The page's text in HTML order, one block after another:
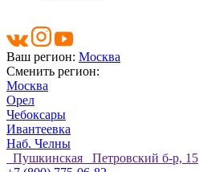
Ваш регион: Москва
Сменить регион:
Москва
Орел
Чебоксары
Ивантеевка
Наб. Челны
Пушкинская Петровский б-р, 15